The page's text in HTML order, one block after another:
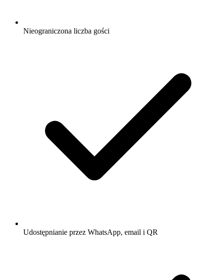
Nieograniczona liczba gości
Udostępnianie przez WhatsApp, email i QR